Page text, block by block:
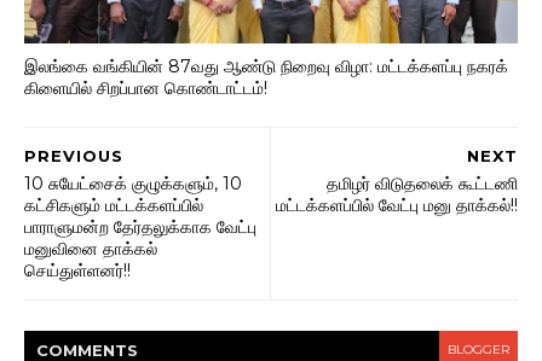
இலங்கை வங்கியின் 87வது ஆண்டு நிறைவு விழா: மட்டக்களப்பு நகரக்
கிளையில் சிறப்பான கொண்டாட்டம்!
NEXT
தமிழர் விடுதலைக் கூட்டணி
மட்டக்களப்பில் வேட்பு மனு தாக்கல்!!
PREVIOUS
10 சுயேட்சைக் குழுக்களும், 10
கட்சிகளும் மட்டக்களப்பில்
பாராளுமன்ற தேர்தலுக்காக வேட்பு
மனுவினை தாக்கல்
செய்துள்ளனர்!!
COMMENTS BLOGGER